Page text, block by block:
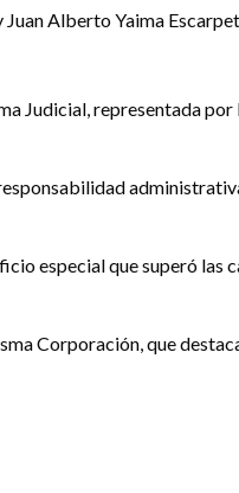
Alberto Yaima
Judicial, representada
especial que superó
Corporación, que